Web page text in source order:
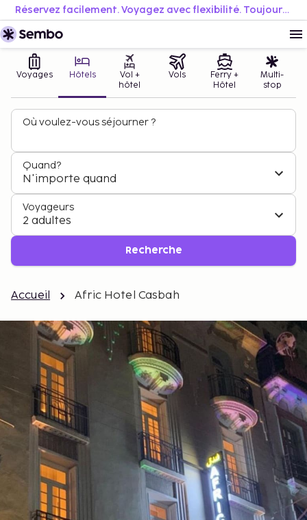
Réservez facilement. Voyagez avec flexibilité. Toujours au meilleur prix.
Voyages Hôtels
Vol +
hôtel
Vols
Ferry +
Hôtel
Multi-
stop
Où voulez-vous séjourner ?
Quand?
N'importe quand
Voyageurs
2 adultes
Recherche
Accueil Afric Hotel Casbah